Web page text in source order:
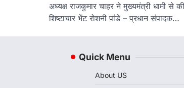
अध्यक्ष राजकुमार चाहर ने मुख्यमंत्री धामी से
शिष्टाचार भेंट रोशनी पांडे – प्रधान संपादक…
Quick Menu
About US